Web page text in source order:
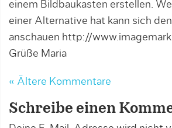
einem Bildbaukasten erstellen.
einer Alternative hat kann sich
anschauen http://
Grüße Maria
« Ältere Kommentare
Schreibe einen